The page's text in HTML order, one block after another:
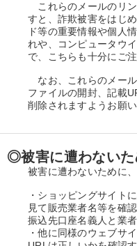
これらのメールのリ
すと、詐欺被害をはじ
ド等の重要情報や個人
れや、コンピュータウ
で、こちらも十分にご注
なお、これらのメー
ファイルの開封、記載
削除されますようお願い
◎被害に遭わないた
被害に遭わないために
・ショッピングサイト
見て販売業者名等を確
振込先口座名義人と業
・他に同様のウェブサ